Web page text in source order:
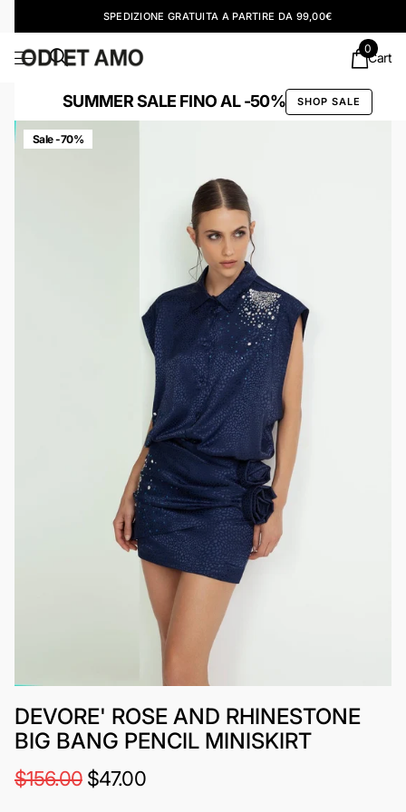
SPEDIZIONE GRATUITA A PARTIRE DA 99,00€
Cart
0
SUMMER SALE FINO AL -50% SHOP SALE
Sale -70%
DEVORE' ROSE AND RHINESTONE
BIG BANG PENCIL MINISKIRT
$156.00$47.00